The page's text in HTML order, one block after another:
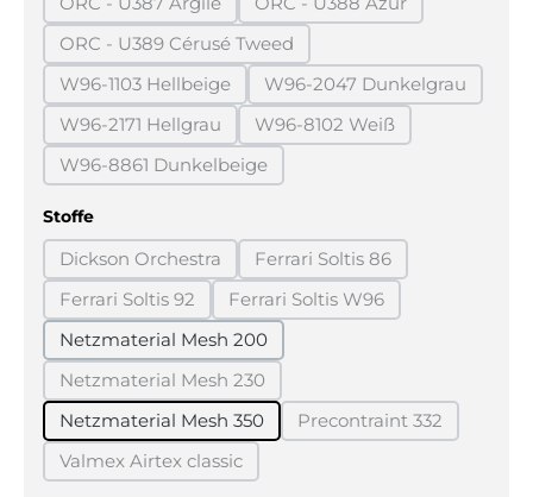
(Diese Option ist zurzeit nicht verfügbar.)
(Diese Option ist zurzeit
ORC - U389 Cérusé Tweed
(Diese Option ist zurzeit nicht verfügbar.)
W96-1103 Hellbeige
(Diese Option ist zurzeit nicht verfügbar.)
W96-2047 Dunkelgrau
(Diese Option ist
W96-2171 Hellgrau
(Diese Option ist zurzeit nicht verfügbar.)
W96-8102 Weiß
(Diese Option ist zurzeit
W96-8861 Dunkelbeige
(Diese Option ist zurzeit nicht verfügbar.)
Stoffeauswählen
Dickson Orchestra
(Diese Option ist zurzeit nicht verfügbar.)
Ferrari Soltis 86
(Diese Option ist zurzeit
Ferrari Soltis 92
(Diese Option ist zurzeit nicht verfügbar.)
Ferrari Soltis W96
(Diese Option ist zurzeit
Netzmaterial Mesh 200
Netzmaterial Mesh 230
(Diese Option ist zurzeit nicht verfügbar.)
Netzmaterial Mesh 350 Precontraint 332
(Diese Option ist
Valmex Airtex classic
(Diese Option ist zurzeit nicht verfügbar.)